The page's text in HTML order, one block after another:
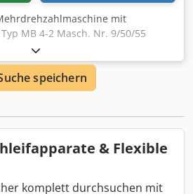
mit
MB 4-2 Masch. Nr. 9/50/55
der biegsamen Welle: 2 Meter
min. stufenlos regelbar
min. Motorleistung: 1,2 kW = 1,5 PS
50 Hz - Handgriff-Geradschleifer
Fuß - Transportwagen mit 2
Universell für Fräs-, Schleif- und
speichern
& Flexible
komplett durchsuchen mit